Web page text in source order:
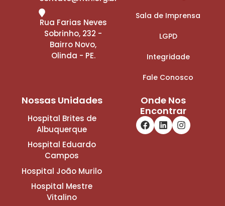
Rua Farias Neves
Sobrinho, 232 -
Bairro Novo,
Olinda - PE.
Sala de Imprensa
LGPD
Integridade
Fale Conosco
Nossas Unidades
Hospital Brites de
Albuquerque
Hospital Eduardo
Campos
Hospital João Murilo
Hospital Mestre
Vitalino
Onde Nos
Encontrar